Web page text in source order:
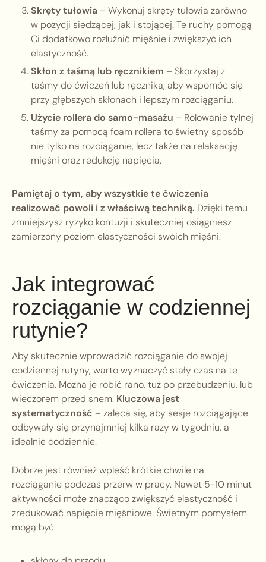
Skręty tułowia– Wykonuj skręty tułowia zarówno
w pozycji siedzącej, jak i stojącej. Te ruchy pomogą
Ci dodatkowo rozluźnić mięśnie i zwiększyć ich
elastyczność.
Skłon z taśmą lub ręcznikiem – Skorzystaj z
taśmy do ćwiczeń lub ręcznika, aby wspomóc się
przy głębszych skłonach i lepszym rozciąganiu.
Użycie rollera do samo-masażu – Rolowanie tylnej
taśmy za pomocą foam rollera to świetny sposób
nie tylko na rozciąganie, lecz także na relaksację
mięśni oraz redukcję napięcia.
Pamiętaj o tym, aby wszystkie te ćwiczenia
realizować powoli i z właściwą techniką. Dzięki temu
zmniejszysz ryzyko kontuzji i skuteczniej osiągniesz
zamierzony poziom elastyczności swoich mięśni.
Jak integrować
rozciąganie w codziennej
rutynie?
Aby skutecznie wprowadzić rozciąganie do swojej
codziennej rutyny, warto wyznaczyć stały czas na te
ćwiczenia. Można je robić rano, tuż po przebudzeniu, lub
wieczorem przed snem. Kluczowa jest
systematyczność – zaleca się, aby sesje rozciągające
odbywały się przynajmniej kilka razy w tygodniu, a
idealnie codziennie.
Dobrze jest również wpleść krótkie chwile na
rozciąganie podczas przerw w pracy. Nawet 5-10 minut
aktywności może znacząco zwiększyć elastyczność i
zredukować napięcie mięśniowe. Świetnym pomysłem
mogą być: